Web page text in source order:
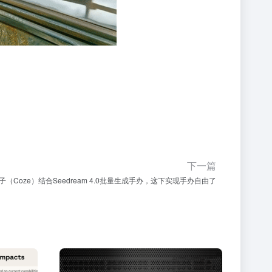
下一篇
（Coze）结合Seedream 4.0批量生成手办，这下实现手办自由了